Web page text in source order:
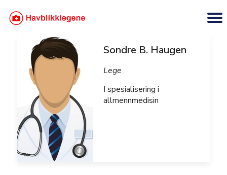
Sondre B. Haugen
Lege
I spesialisering i
allmennmedisin